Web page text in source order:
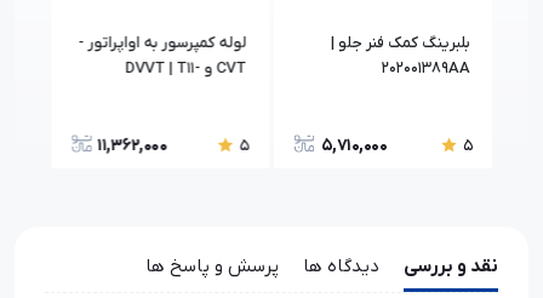
بلبرينگ کمک فنر جلو |
202001389AA
5
5,710,000
لوله کمپرسور به اواپراتور -
CVT و DVVT | T11-
5
11,362,000
نقد و بررسی دیدگاه ها پرسش و پاسخ ها